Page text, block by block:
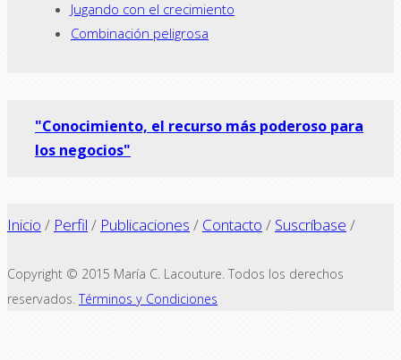
Jugando con el crecimiento
Combinación peligrosa
"Conocimiento, el recurso más poderoso para
los negocios"
Inicio / Perfil / Publicaciones / Contacto / Suscríbase /
Copyright © 2015 María C. Lacouture. Todos los derechos
reservados.Términos y Condiciones